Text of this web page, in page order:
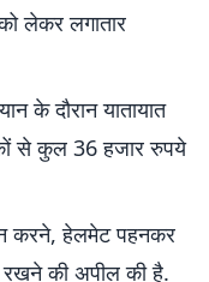
लेकर लगातार
के दौरान यातायात
से कुल 36 हजार रुपये
करने, हेलमेट पहनकर
की अपील की है.